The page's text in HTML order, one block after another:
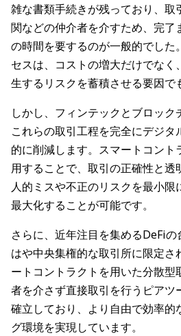
雑な書類手続きが残っており、取
関などの仲介者を介すため、完了
の時間を要するのが一般的でした
セスは、コストの増大だけでなく
生するリスクを蓄積させる要因で
しかし、フィンテックとブロック
これらの取引工程を完全にデジ
的に削減します。スマートコン
用することで、取引の正確性と透
人的ミスや不正のリスクを最小
最大化することが可能です。
さらに、近年注目を集めるDeFi
はや中央集権的な取引所に限定さ
ートコントラクトを用いた分散型
者を介さず直接取引を行うピアツ
確立しており、より自由で効率的
グ環境を実現しています。